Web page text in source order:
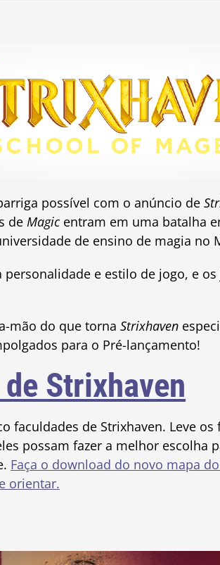
possível com o anúncio de
de Magicentram em uma batalha
de ensino de magia no
e estilo de jogo, e
mão do que torna Strixhaven
para o Pré-lançamento!
Strixhaven
faculdades de Strixhaven. Leve
possam fazer a melhor escolha
Faça o download do novo mapa
orientar.